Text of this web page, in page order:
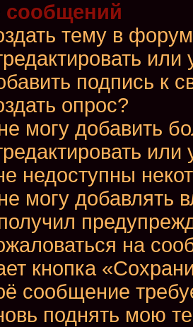
сообщений
тему в
подпись к
опрос?
могу добавить
или
недоступны
могу добавлять
на
кнопка
сообщение
поднять мою